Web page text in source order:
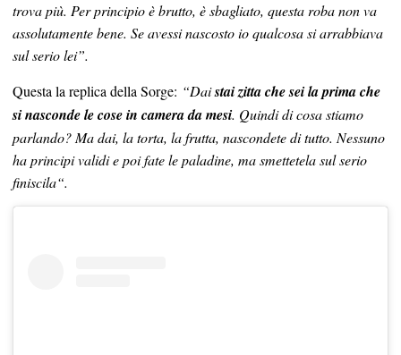
trova più. Per principio è brutto, è sbagliato, questa roba non va
assolutamente bene. Se avessi nascosto io qualcosa si arrabbiava
sul serio lei”.
Questa la replica della Sorge: “Daistai zitta che sei la prima che
si nasconde le cose in camera da mesi. Quindi di cosa stiamo
parlando? Ma dai, la torta, la frutta, nascondete di tutto. Nessuno
ha principi validi e poi fate le paladine, ma smettetela sul serio
finiscila“.